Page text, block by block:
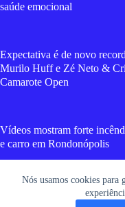
Nós usamos cookies para
saúde emocional
Expectativa é de novo
Murilo Huff e Zé Neto &
Camarote Open
Vídeos mostram forte
e carro em Rondonópolis
Cadela morre após suposto